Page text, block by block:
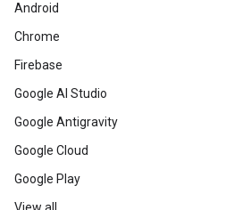
Android
Chrome
Firebase
Google AI Studio
Google Antigravity
Google Cloud
Google Play